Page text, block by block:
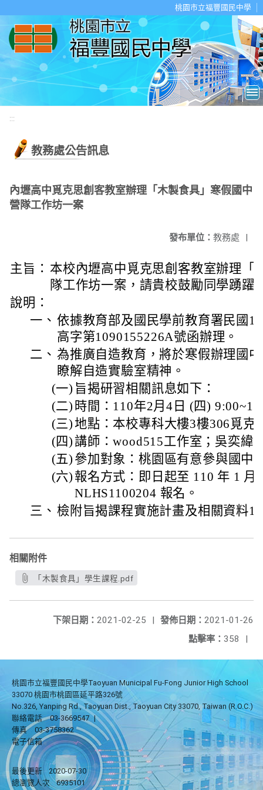
桃園市立福豐國民中學
:::
教務處公告訊息
內壢高中覓克思創客教室辦理「木製食具」寒假國中
營隊工作坊一案
發布單位： 教務處 |
主旨： 本校內壢高中覓克思創客教室辦理「
隊工作坊一案，請貴校鼓勵同學踴躍
說明：
一、 依據教育部及國民學前教育署民國
高字第1090155226A號函辦理。
二、 為推廣自造教育，將於寒假辦理國
瞭解自造實驗室精神。
(一) 旨揭研習相關訊息如下：
(二) 時間：110年2月4日 (四)
(三)地點：本校專科大樓3樓306覓克
(四)講師：wood515工作室；吳奕緯
(五) 參加對象：桃園區有意參與國中
(六) 報名方式：即日起至 110 年 1
NLHS1100204 報名。
三、 檢附旨揭課程實施計畫及相關資料1
相關附件
「木製食具」學生課程.pdf
發佈日期： 2021-01-26
下架日期： 2021-02-25
|
點擊率： 358 |
桃園市立福豐國民中學Taoyuan Municipal Fu-Fong Junior High School
33070 桃園市桃園區延平路326號
No.326, Yanping Rd., Taoyuan Dist., Taoyuan City 33070, Taiwan (R.O.C.)
聯絡電話
03-3669547 |
傳真
03-3758362
電子信箱
最後更新
2020-07-30
總瀏覽人次
6935101